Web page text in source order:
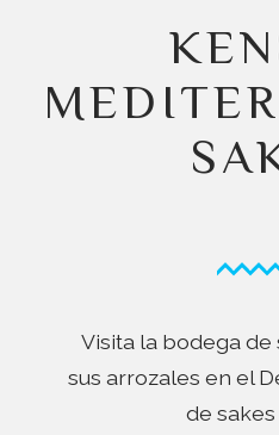
Visita la bodega de
sus arrozales en el
de sakes